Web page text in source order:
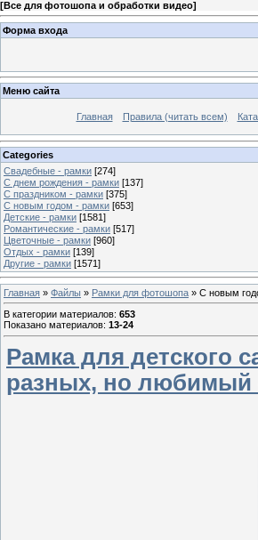
[Все для фотошопа и обработки видео]
Форма входа
Меню сайта
Главная Правила (читать всем)
Categories
Свадебные - рамки [274]
С днем рождения - рамки [137]
С праздником - рамки [375]
С новым годом - рамки [653]
Детские - рамки [1581]
Романтические - рамки [517]
Цветочные - рамки [960]
Отдых - рамки [139]
Другие - рамки [1571]
Главная » Файлы » Рамки для фотошопа » С новым
В категории материалов: 653
Показано материалов: 13-24
Рамка для детского
разных, но любимый